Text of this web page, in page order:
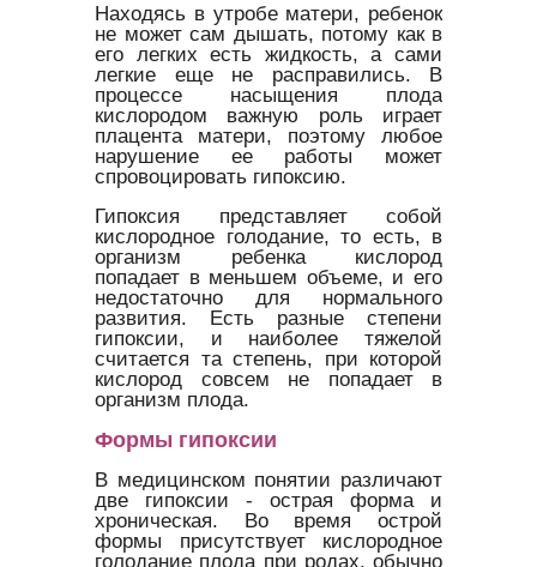
Находясь в утробе матери, ребенок
не может сам дышать, потому как в
его легких есть жидкость, а сами
легкие еще не расправились. В
процессе насыщения плода
кислородом важную роль играет
плацента матери, поэтому любое
нарушение ее работы может
спровоцировать гипоксию.
Гипоксия представляет собой
кислородное голодание, то есть, в
организм ребенка кислород
попадает в меньшем объеме, и его
недостаточно для нормального
развития. Есть разные степени
гипоксии, и наиболее тяжелой
считается та степень, при которой
кислород совсем не попадает в
организм плода.
Формы гипоксии
В медицинском понятии различают
две гипоксии - острая форма и
хроническая. Во время острой
формы присутствует кислородное
голодание плода при родах, обычно